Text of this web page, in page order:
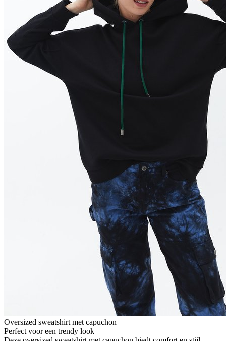
Oversized sweatshirt met capuchon
Perfect voor een trendy look